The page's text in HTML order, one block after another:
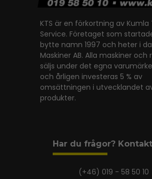
KTS är en förkortning av Kumla
Service. Företaget som
bytte namn 1997 och heter i
Maskiner AB. Alla maskiner och
säljs under det egna
och årligen investeras 5 % av
omsättningen i utvecklandet
produkter.
Har du frågor?
(+46) 019 - 58 50 10